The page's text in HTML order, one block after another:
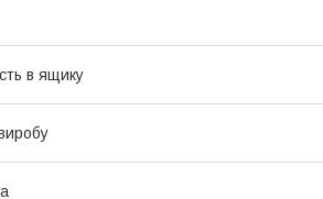
в ящику